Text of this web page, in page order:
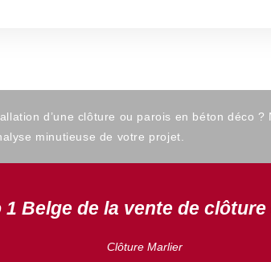
d’une clôture ou parois en béton déco ?
minutieuse de votre projet.
1 Belge de la vente de clôture
Clôture Marlier